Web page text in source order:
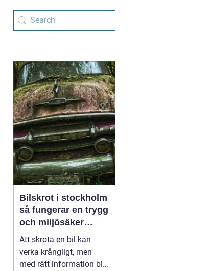
Bilskrot i stockholm
så fungerar en trygg
och miljösäker
skrotning
Att skrota en bil kan
verka krångligt, men
med rätt information blir